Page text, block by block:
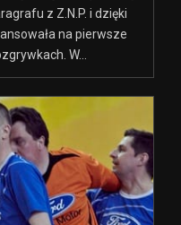
z Z.N.P. i dzięki
na pierwsze
W...